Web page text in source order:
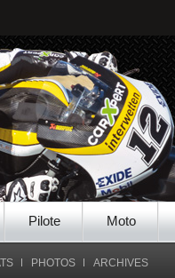
Pilote Moto
PHOTOS ARCHIVES